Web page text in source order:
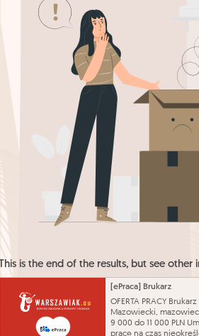
This is the end of the results, but see other
[ePraca] Brukarz
OFERTA PRACY
Mazowiecki,
9 000 do 11 000 PLN
pracę na czas